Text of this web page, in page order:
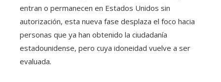
entran o permanecen en Estados Unidos sin
autorización, esta nueva fase desplaza el foco hacia
personas que ya han obtenido la ciudadanía
estadounidense, pero cuya idoneidad vuelve a ser
evaluada.